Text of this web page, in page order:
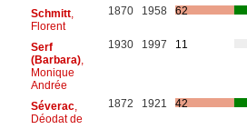
Schmitt,
Florent
1870 1958 62
Serf
(Barbara),
Monique
Andrée
1930 1997 11
Séverac,
Déodat de
1872 1921 42